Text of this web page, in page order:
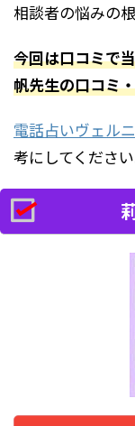
相談者の悩みの
今回は口コミで
帆先生の口コミ
電話占いヴェルニ
考にしてください